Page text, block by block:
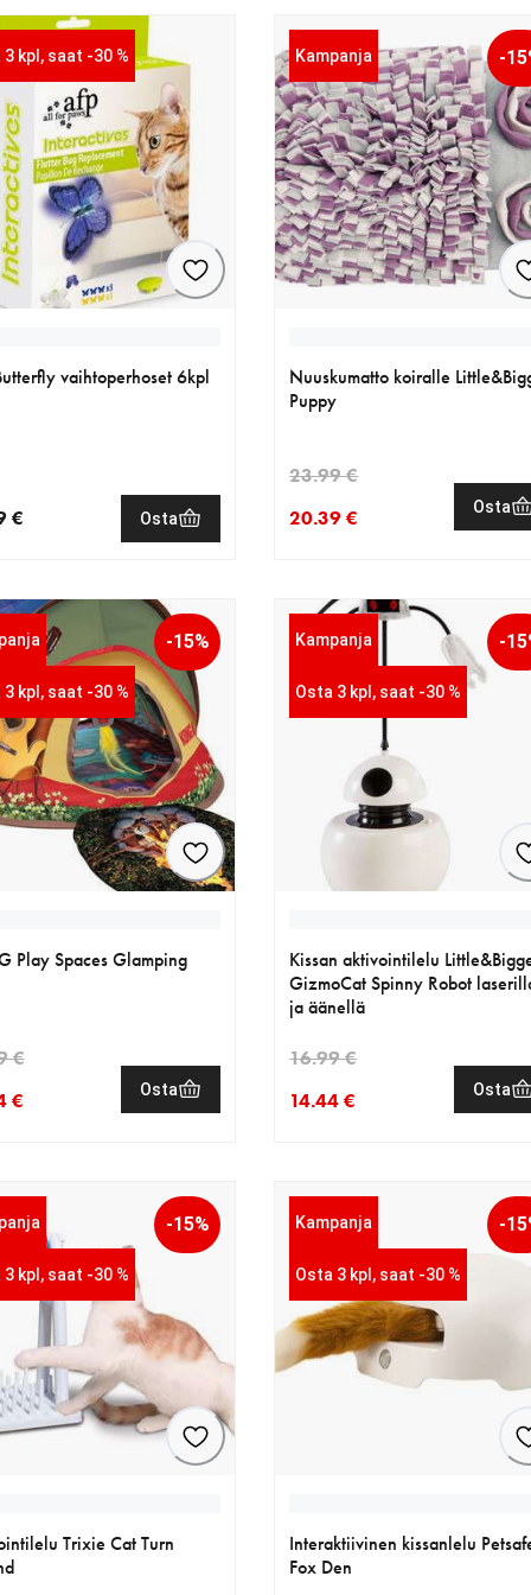
3 kpl, saat -30 %
vaihtoperhoset 6kpl
€ Osta
Kampanja -
Nuuskumatto koiralle
Puppy
20.39 €
23.99 €
Osta
3 kpl, saat -30 %
-15%
Play Spaces Glamping
€
€
Osta
Kampanja
Osta 3 kpl, saat -30 %
-
Kissan aktivointilelu
GizmoCat Spinny Robot
ja äänellä
14.44 €
16.99 €
Osta
3 kpl, saat -30 %
-15%
Trixie Cat Turn
Kampanja
Osta 3 kpl, saat -30 %
-
Interaktiivinen kissanlelu
Fox Den